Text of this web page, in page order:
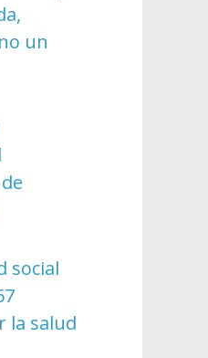
un
social
la salud